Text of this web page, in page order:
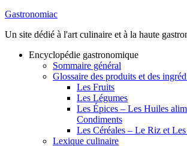
Gastronomiac
Un site dédié à l'art culinaire et à la haute
Encyclopédie gastronomique
Sommaire général
Glossaire des produits et des
Les Fruits
Les Légumes
Les Épices – Les Huiles
Condiments
Les Céréales – Le Riz et
Lexique culinaire